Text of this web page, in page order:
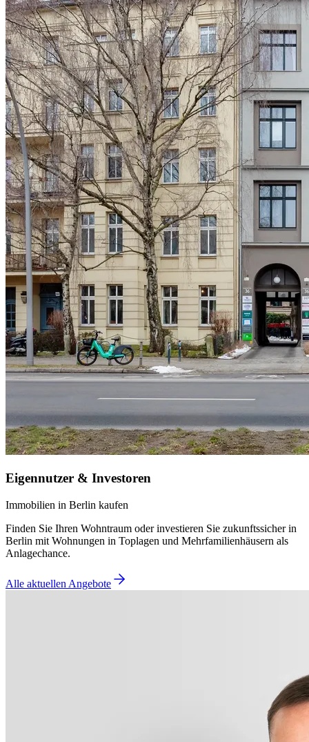
Eigennutzer & Investoren
Immobilien in Berlin kaufen
Finden Sie Ihren Wohntraum oder investieren Sie zukunftssicher in
Berlin mit Wohnungen in Toplagen und Mehrfamilienhäusern als
Anlagechance.
Alle aktuellen Angebote